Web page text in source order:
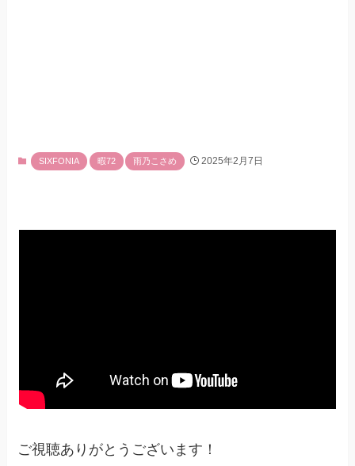
SIXFONIA 暇72 雨乃こさめ 2025年2月7日
ご視聴ありがとうございます！